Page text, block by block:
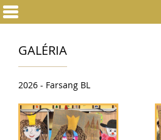
GALÉRIA
2026 - Farsang BL